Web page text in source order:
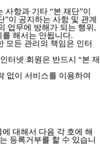
항과 기타 “본 재단”이
”이 공지하는 사항 및 관계
업무에 방해가 되는 행위,
해서는 안됩니다.
모든 관리의 책임은 인터
터넷 회원은 반드시 “본 재
없이 서비스를 이용하여
대해서 다음 각 호에 해
등록거부를 할 수 있습니